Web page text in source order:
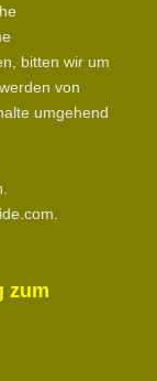
bitten wir um
von
umgehend
zum